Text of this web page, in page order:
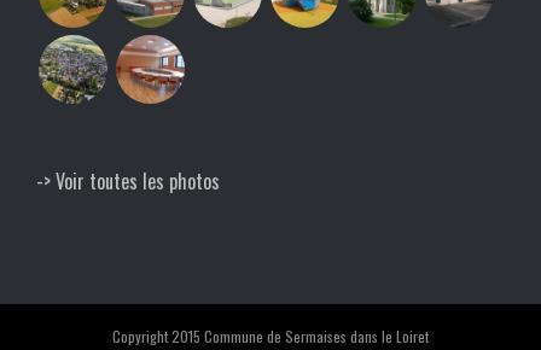
-> Voir toutes les photos
Copyright 2015 Commune de Sermaises dans le Loiret